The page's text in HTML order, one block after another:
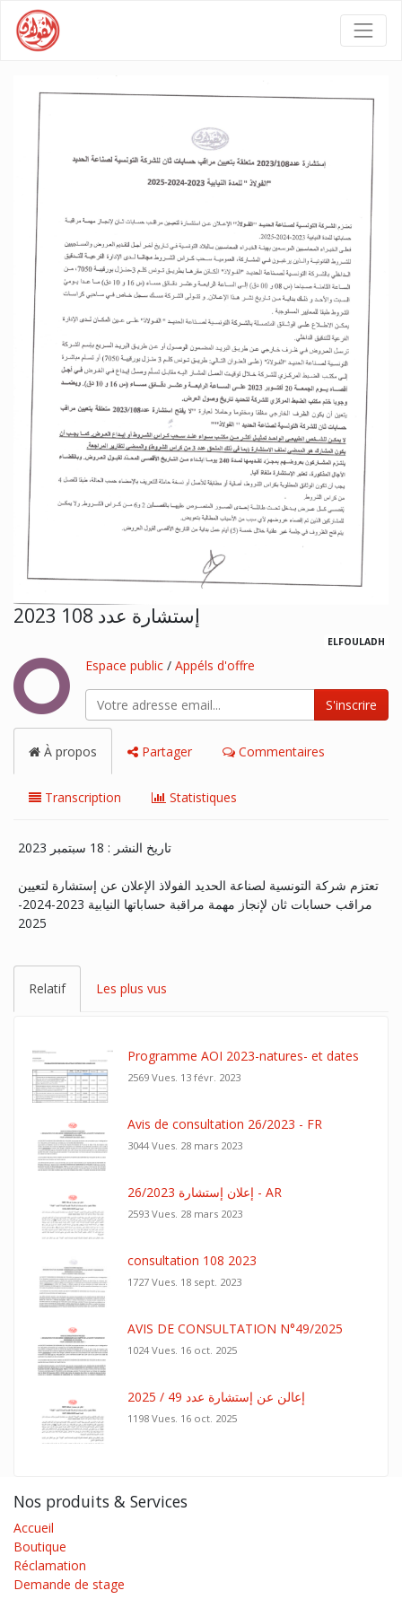
إستشارة عدد 108 2023
ELFOULADH
Espace public / Appéls d'offre
S'inscrire
À propos Partager Commentaires
Transcription Statistiques
تاريخ النشر : 18 سبتمبر 2023
تعتزم شركة التونسية لصناعة الحديد الفولاذ الإعلان عن إستشارة لتعيين
مراقب حسابات ثان لإنجاز مهمة مراقبة حساباتها النيابية 2023-2024-
2025
Relatif Les plus vus
Programme AOI 2023-natures- et dates
2569 Vues. 13 févr. 2023
Avis de consultation 26/2023 - FR
3044 Vues. 28 mars 2023
26/2023 إعلان إستشارة - AR
2593 Vues. 28 mars 2023
consultation 108 2023
1727 Vues. 18 sept. 2023
AVIS DE CONSULTATION N°49/2025
1024 Vues. 16 oct. 2025
إعالن عن إستشارة عدد 49 / 2025
1198 Vues. 16 oct. 2025
Nos produits & Services
Accueil
Boutique
Réclamation
Demande de stage